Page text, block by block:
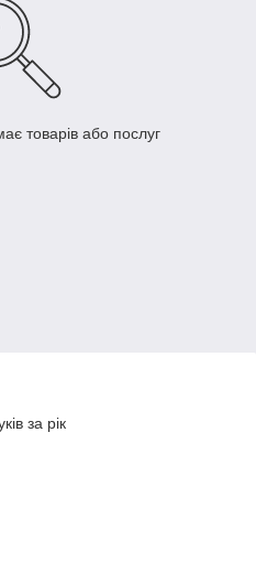
товарів або послуг
за рік